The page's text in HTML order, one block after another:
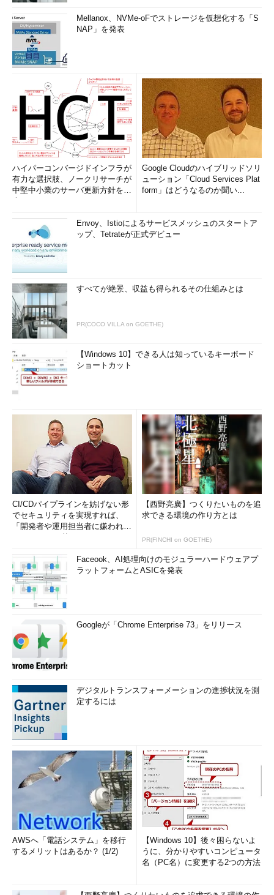
Mellanox、NVMe-oFでストレージを仮想化する「S
NAP」を発表
ハイパーコンバージドインフラが
有力な選択肢、ノークリサーチが
中堅中小業のサーバ更新方針を調
Google Cloudのハイブリッドソリ
ューション「Cloud Services Plat
form」はどうなるのか聞い...
Envoy、Istioによるサービスメッシュのスタートア
ップ、Tetrateが正式デビュー
すべてが絶景、収益も得られるその仕組みとは
PR(COCO VILLA on GOETHE)
【Windows 10】できる人は知っているキーボード
ショートカット
CI/CDパイプラインを妨げない形
でセキュリティを実現すれば、
「開発者や運用担当者に嫌われな
【西野亮廣】つくりたいものを追
求できる環境の作り方とは
PR(FINCHI on GOETHE)
Faceook、AI処理向けのモジュラーハードウェアプ
ラットフォームとASICを発表
Googleが「Chrome Enterprise 73」をリリース
デジタルトランスフォーメーションの進捗状況を測
定するには
AWSへ「電話システム」を移行
するメリットはあるか？ (1/2)
【Windows 10】後々困らないよ
うに、分かりやすいコンピュータ
名（PC名）に変更する2つの方法